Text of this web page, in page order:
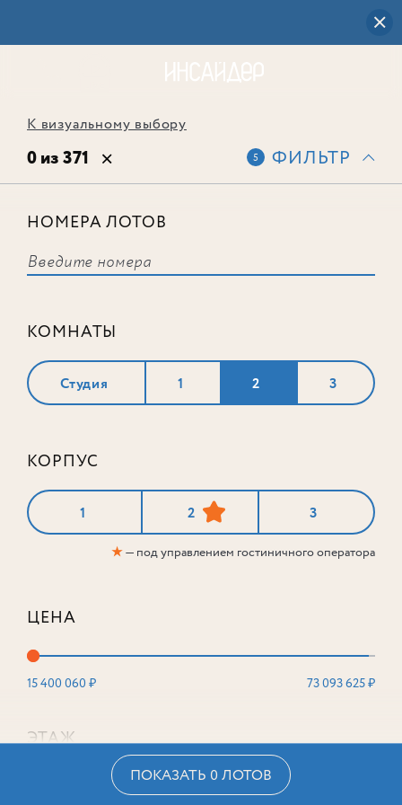
К визуальному выбору
0 из 371 5 ФИЛЬТР
НОМЕРА ЛОТОВ
КОМНАТЫ
Студия 1 2 3
КОРПУС
1 2 3
★— под управлением гостиничного оператора
ЦЕНА
15 400 060 ₽ 73 093 625 ₽
ЭТАЖ
ПОКАЗАТЬ 0 ЛОТОВ
соответствует ни одного лота